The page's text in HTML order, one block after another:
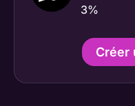
3%
Créer